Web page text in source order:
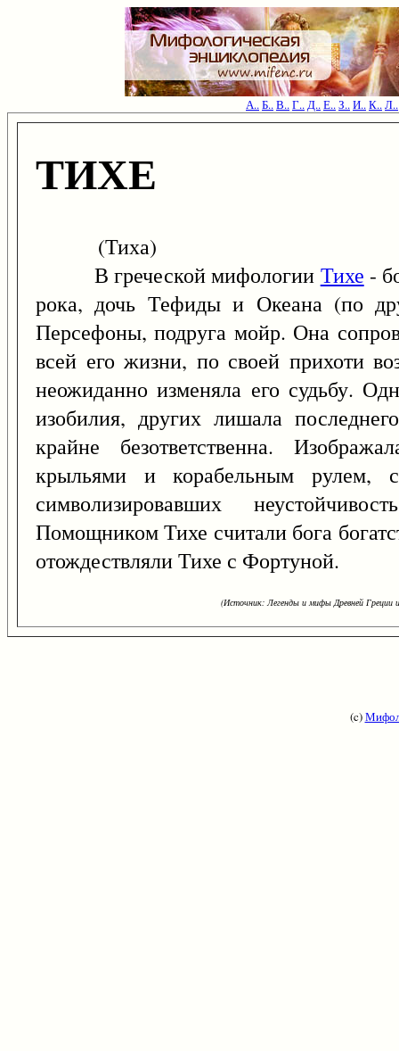
А..Б..В..Г..Д..Е..З..И..К..Л..
ТИХЕ
(Тиха)
В греческой мифологии Тихе -
рока, дочь Тефиды и Океана (по
Персефоны, подруга мойр. Она
всей его жизни, по своей прихоти
неожиданно изменяла его судьбу.
изобилия, других лишала
крайне безответственна.
крыльями и корабельным рулем,
символизировавших
Помощником Тихе считали бога
отождествляли Тихе с Фортуной.
(Источник: Легенды и мифы Древней
(c)